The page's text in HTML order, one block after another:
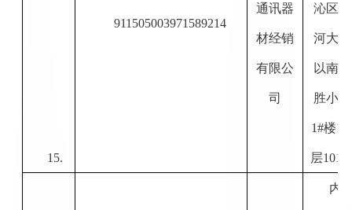
15.
911505003971589214
通讯器
材经销
有限公
司
沁区滨
河大街
以南红
胜小区
1#楼1-
层101
内